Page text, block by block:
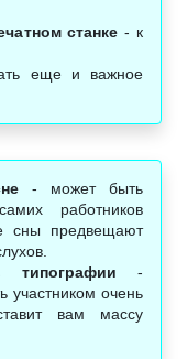
станке - к
еще и важное
- может быть
работников
сны предвещают
типографии -
участником очень
вам массу